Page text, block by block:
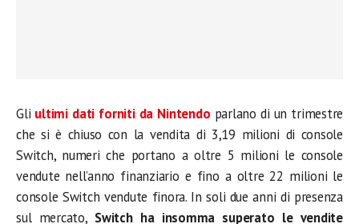
Gli ultimi dati forniti da Nintendo parlano di un trimestre
che si è chiuso con la vendita di 3,19 milioni di console
Switch, numeri che portano a oltre 5 milioni le console
vendute nell’anno finanziario e fino a oltre 22 milioni le
console Switch vendute finora. In soli due anni di presenza
sul mercato, Switch ha insomma superato le vendite